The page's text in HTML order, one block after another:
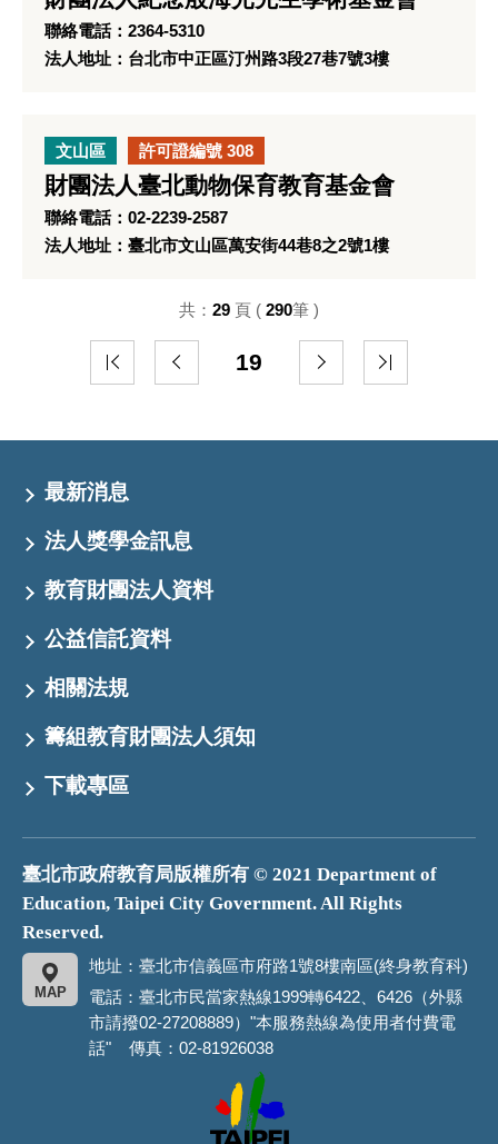
聯絡電話：2364-5310
法人地址：台北市中正區汀州路3段27巷7號3樓
文山區 許可證編號 308
財團法人臺北動物保育教育基金會
聯絡電話：02-2239-2587
法人地址：臺北市文山區萬安街44巷8之2號1樓
19
共： 29 頁 ( 290筆 )
最新消息
法人獎學金訊息
教育財團法人資料
公益信託資料
相關法規
籌組教育財團法人須知
下載專區
臺北市政府教育局版權所有 © 2021 Department of
Education, Taipei City Government. All Rights
Reserved.
地址：臺北市信義區市府路1號8樓南區(終身教育科)
MAP
電話：臺北市民當家熱線1999轉6422、6426（外縣
市請撥02-27208889）"本服務熱線為使用者付費電
話" 傳真：02-81926038
市
政